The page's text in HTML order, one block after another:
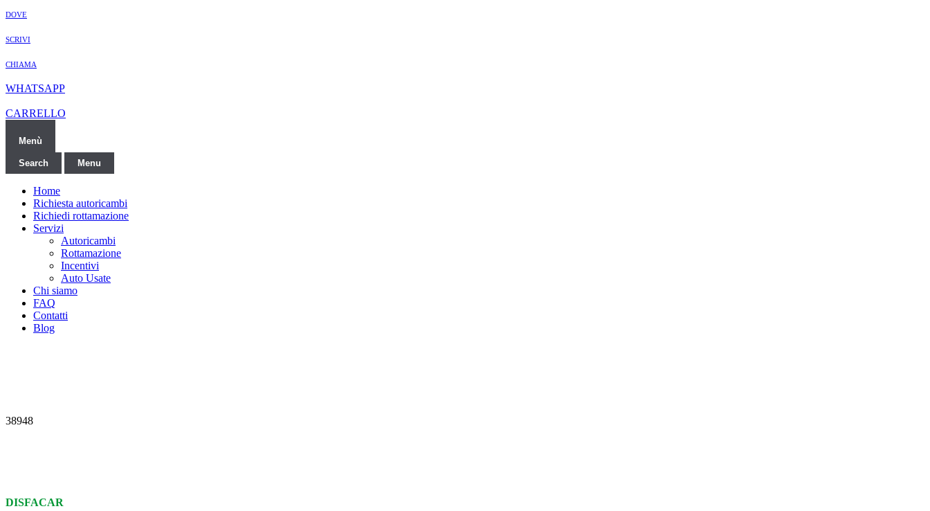
DOVE
SCRIVI
CHIAMA
WHATSAPP
CARRELLO
Menù
Search Menu
Home
Richiesta autoricambi
Richiedi rottamazione
Servizi
Autoricambi
Rottamazione
Incentivi
Auto Usate
Chi siamo
FAQ
Contatti
Blog
38948
DISFACAR